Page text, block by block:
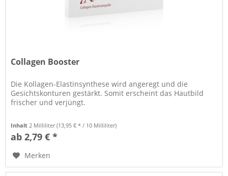
Collagen Booster
Die Kollagen-Elastinsynthese wird angeregt und die
Gesichtskonturen gestärkt. Somit erscheint das Hautbild
frischer und verjüngt.
Inhalt2 Milliliter(13,95 € * / 10 Milliliter)
ab 2,79 € *
Merken